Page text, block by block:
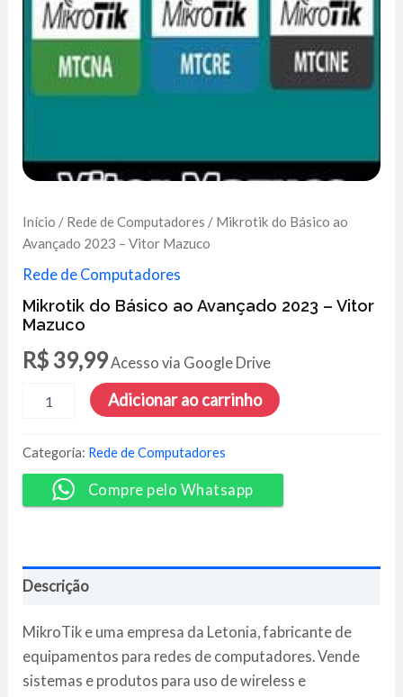
Início / Rede de Computadores / Mikrotik do Básico ao
Avançado 2023 – Vitor Mazuco
Rede de Computadores
Mikrotik do Básico ao Avançado 2023 – Vitor
Mazuco
R$ 39,99Acesso via Google Drive
ao
Avançado
2023
Adicionar ao carrinho
Categoria: Rede de Computadores
Compre pelo Whatsapp
Descrição
MikroTik e uma empresa da Letonia, fabricante de
equipamentos para redes de computadores. Vende
sistemas e produtos para uso de wireless e